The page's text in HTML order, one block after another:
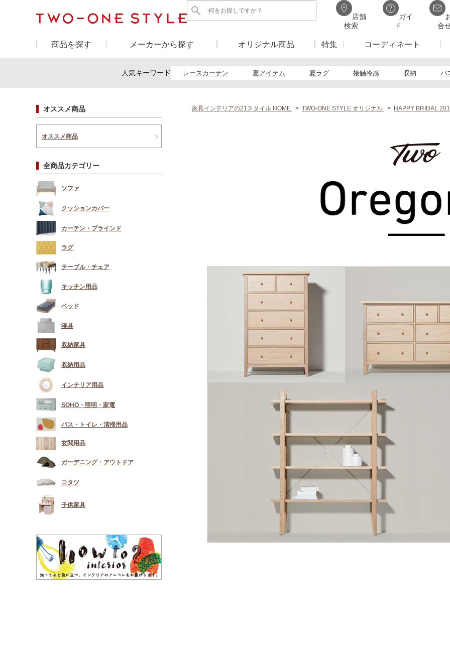
店舗
検索
ガイ
ド
合
商品を探す メーカーから探す オリジナル商品 特集 コーディネート
人気キーワード レースカーテン 夏アイテム 夏ラグ 接触冷感 収納 バ
家具インテリアの21スタイル HOME TWO-ONE STYLE オリジナル HAPPY BRIDAL
オススメ商品
オススメ商品
全商品カテゴリー
ソファ
クッションカバー
カーテン・ブラインド
ラグ
テーブル・チェア
キッチン用品
ベッド
寝具
収納家具
収納用品
インテリア用品
SOHO・照明・家電
バス・トイレ・清掃用品
玄関用品
ガーデニング・アウトドア
コタツ
子供家具